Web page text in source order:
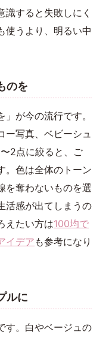
識すると失敗しにく
使うより、明るい中
のを
が今の流行です。
ー写真、ベビーシュ
2点に絞ると、ご
。色は全体のトーン
を奪わないものを選
活感が出てしまうの
えたい方は100均で
イデア も参考になり
ルに
す。白やベージュの